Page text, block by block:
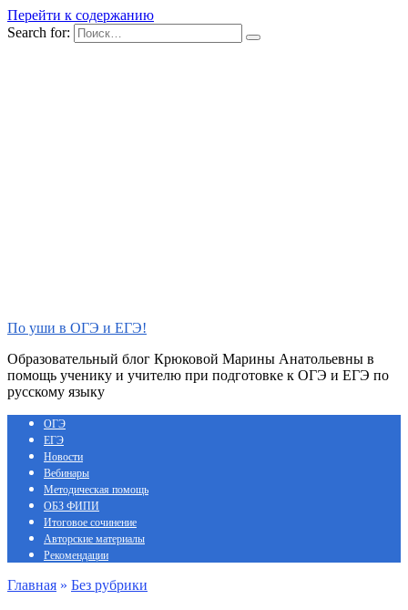
Перейти к содержанию
Search for:
По уши в ОГЭ и ЕГЭ!
Образовательный блог Крюковой Марины Анатольевны в
помощь ученику и учителю при подготовке к ОГЭ и ЕГЭ по
русскому языку
ОГЭ
ЕГЭ
Новости
Вебинары
Методическая помощь
ОБЗ ФИПИ
Итоговое сочинение
Авторские материалы
Рекомендации
Главная » Без рубрики